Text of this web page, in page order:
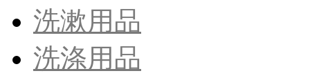
洗漱用品
洗涤用品